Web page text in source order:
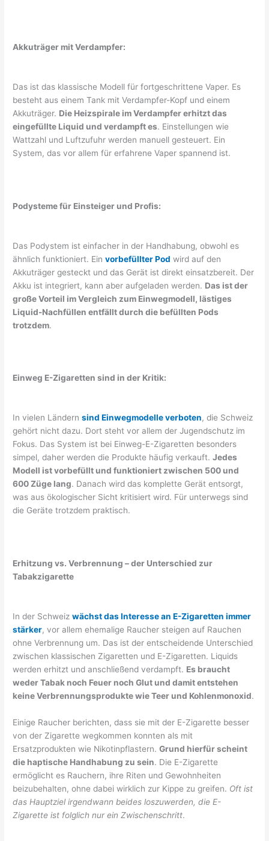
Akkuträger mit Verdampfer:
Das ist das klassische Modell für fortgeschrittene Vaper. Es
besteht aus einem Tank mit Verdampfer-Kopf und einem
Akkuträger. Die Heizspirale im Verdampfer erhitzt das
eingefüllte Liquid und verdampft es. Einstellungen wie
Wattzahl und Luftzufuhr werden manuell gesteuert. Ein
System, das vor allem für erfahrene Vaper spannend ist.
Podysteme für Einsteiger und Profis:
Das Podystem ist einfacher in der Handhabung, obwohl es
ähnlich funktioniert. Einvorbefüllter Pod wird auf den
Akkuträger gesteckt und das Gerät ist direkt einsatzbereit. Der
Akku ist integriert, kann aber aufgeladen werden. Das ist der
große Vorteil im Vergleich zum Einwegmodell, lästiges
Liquid-Nachfüllen entfällt durch die befüllten Pods
trotzdem.
Einweg E-Zigaretten sind in der Kritik:
In vielen Ländernsind Einwegmodelle verboten, die Schweiz
gehört nicht dazu. Dort steht vor allem der Jugendschutz im
Fokus. Das System ist bei Einweg-E-Zigaretten besonders
simpel, daher werden die Produkte häufig verkauft.Jedes
Modell ist vorbefüllt und funktioniert zwischen 500 und
600 Züge lang. Danach wird das komplette Gerät entsorgt,
was aus ökologischer Sicht kritisiert wird. Für unterwegs sind
die Geräte trotzdem praktisch.
Erhitzung vs. Verbrennung – der Unterschied zur
Tabakzigarette
In der Schweizwächst das Interesse an E-Zigaretten immer
stärker, vor allem ehemalige Raucher steigen auf Rauchen
ohne Verbrennung um. Das ist der entscheidende Unterschied
zwischen klassischen Zigaretten und E-Zigaretten. Liquids
werden erhitzt und anschließend verdampft. Es braucht
weder Tabak noch Feuer noch Glut und damit entstehen
keine Verbrennungsprodukte wie Teer und Kohlenmonoxid.
Einige Raucher berichten, dass sie mit der E-Zigarette besser
von der Zigarette wegkommen konnten als mit
Ersatzprodukten wie Nikotinpflastern.Grund hierfür scheint
die haptische Handhabung zu sein. Die E-Zigarette
ermöglicht es Rauchern, ihre Riten und Gewohnheiten
beizubehalten, ohne dabei wirklich zur Kippe zu greifen. Oft ist
das Hauptziel irgendwann beides loszuwerden, die E-
Zigarette ist folglich nur ein Zwischenschritt.